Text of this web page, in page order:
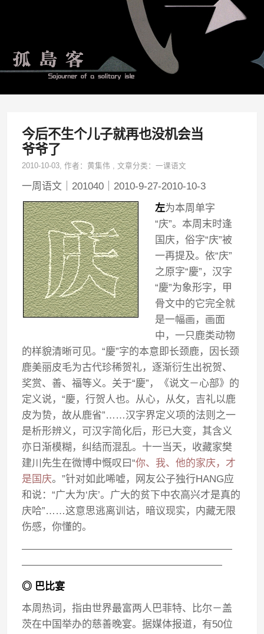
今后不生个儿子就再也没机会当
爷爷了
2010-10-03, 作者：黄集伟 ,文章分类：一课语文
一周语文｜201040｜2010-9-27-2010-10-3
左为本周单字
“庆”。本周末时逢
国庆，俗字“庆”被
一再提及。依“庆”
之原字“慶”，汉字
“慶”为象形字，甲
骨文中的它完全就
是一幅画，画面
中，一只鹿类动物
的样貌清晰可见。“慶”字的本意即长颈鹿，因长颈
鹿美丽皮毛为古代珍稀贺礼，逐渐衍生出祝贺、
奖赏、善、福等义。关于“慶”，《说文－心部》的
定义说，“慶，行贺人也。从心，从攵，吉礼以鹿
皮为贽，故从鹿省”……汉字界定义项的法则之一
是析形辨义，可汉字简化后，形已大变，其含义
亦日渐模糊，纠结而混乱。十一当天，收藏家樊
建川先生在微博中慨叹曰“你、我、他的家庆，才
是国庆。”针对如此唏嘘，网友公子独行HANG应
和说：“广大为‘庆’。广大的贫下中农高兴才是真的
庆哈”……这意思逃离训诂，暗议现实，内藏无限
伤感，你懂的。
—————————————————————
————————————————————
◎ 巴比宴
本周热词，指由世界最富两人巴菲特、比尔－盖
茨在中国举办的慈善晚宴。据媒体报道，有50位